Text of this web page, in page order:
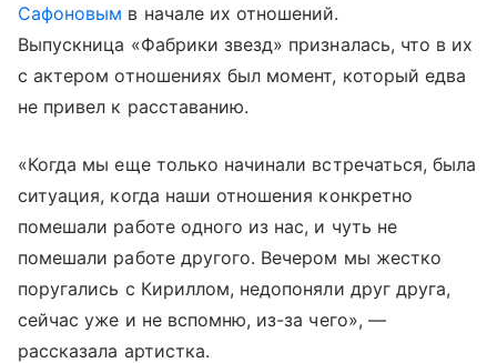
Сафоновым в начале их отношений.
Выпускница «Фабрики звезд» призналась, что в их
с актером отношениях был момент, который едва
не привел к расставанию.
«Когда мы еще только начинали встречаться, была
ситуация, когда наши отношения конкретно
помешали работе одного из нас, и чуть не
помешали работе другого. Вечером мы жестко
поругались с Кириллом, недопоняли друг друга,
сейчас уже и не вспомню, из-за чего», —
рассказала артистка.